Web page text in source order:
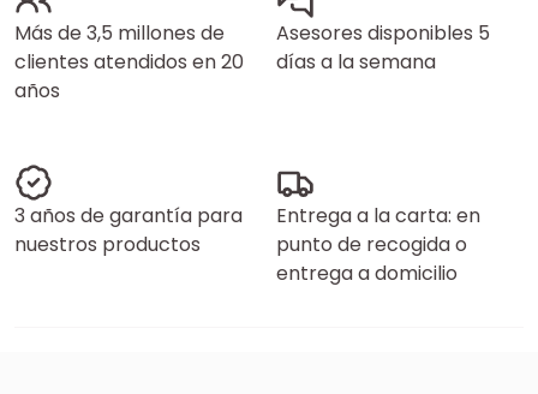
Más de 3,5 millones de
clientes atendidos en 20
años
Asesores disponibles 5
días a la semana
3 años de garantía para
nuestros productos
Entrega a la carta: en
punto de recogida o
entrega a domicilio